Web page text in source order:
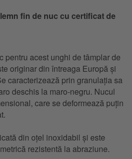
fin de nuc cu certificat de
pentru acest unghi de tâmplar de
originar din întreaga Europă și
caracterizează prin granulația sa
deschis la maro-negru. Nucul
care se deformează puțin
din oțel inoxidabil și este
rezistentă la abraziune.